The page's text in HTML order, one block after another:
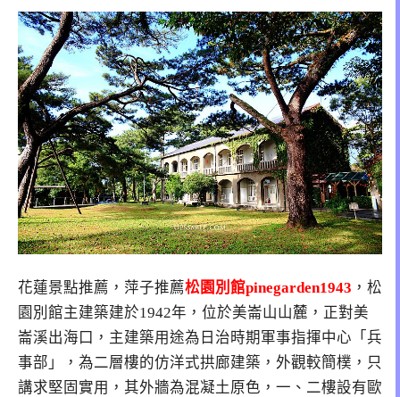
花蓮景點推薦，萍子推薦松園別館pinegarden1943 ，松
園別館主建築建於1942年，位於美崙山山麓，正對美
崙溪出海口，主建築用途為日治時期軍事指揮中心「兵
事部」，為二層樓的仿洋式拱廊建築，外觀較簡樸，只
講求堅固實用，其外牆為混凝土原色，一、二樓設有歐